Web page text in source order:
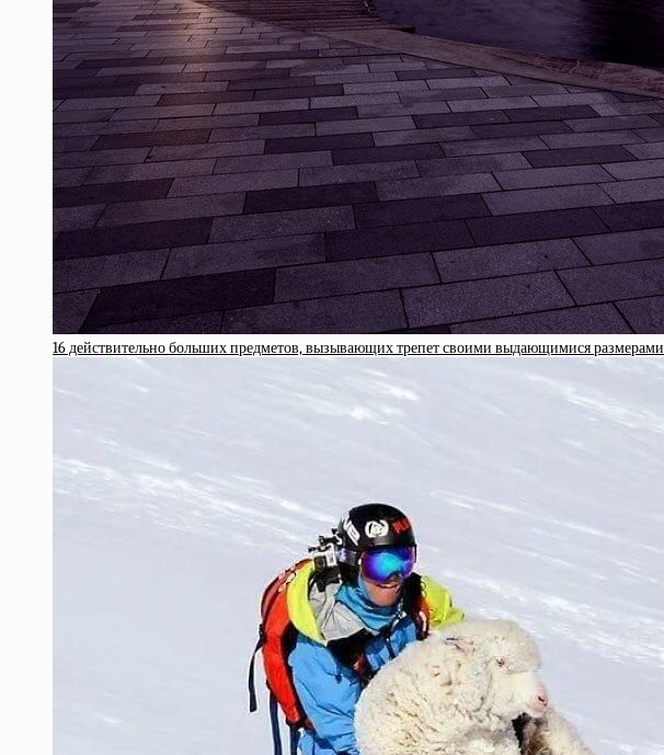
16 действительно больших предметов, вызывающих трепет своими выдающимися размерами